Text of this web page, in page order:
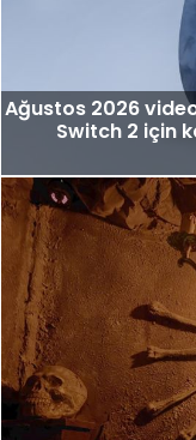
Ağustos 2026
Switch 2 için